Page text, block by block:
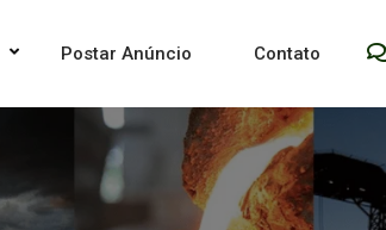
Postar Anúncio Contato